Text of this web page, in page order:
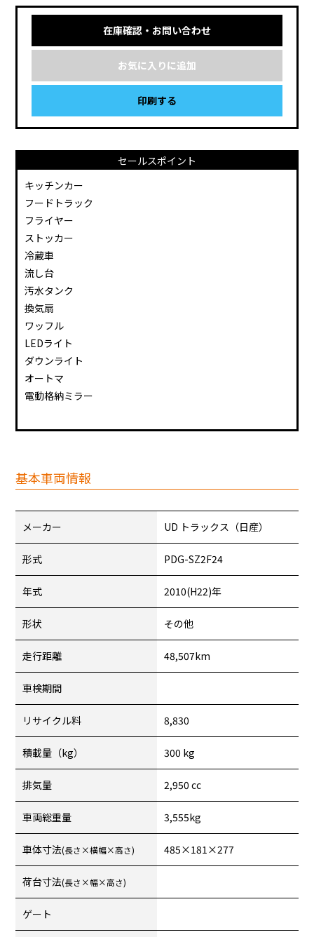
在庫確認・お問い合わせ
お気に入りに追加
印刷する
セールスポイント
キッチンカー
フードトラック
フライヤー
ストッカー
冷蔵車
流し台
汚水タンク
換気扇
ワッフル
LEDライト
ダウンライト
オートマ
電動格納ミラー
基本車両情報
メーカー UD トラックス（日産）
形式 PDG-SZ2F24
年式 2010(H22)年
形状 その他
走行距離 48,507km
車検期間
リサイクル料 8,830
積載量（kg） 300 kg
排気量 2,950 cc
車両総重量 3,555kg
車体寸法(長さ×横幅×高さ) 485×181×277
荷台寸法(長さ×幅×高さ)
ゲート